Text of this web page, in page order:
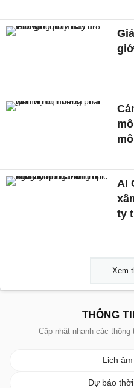
AI
ty
Xem
THÔNG
Cập nhật nhanh các
Lịch
Dự báo